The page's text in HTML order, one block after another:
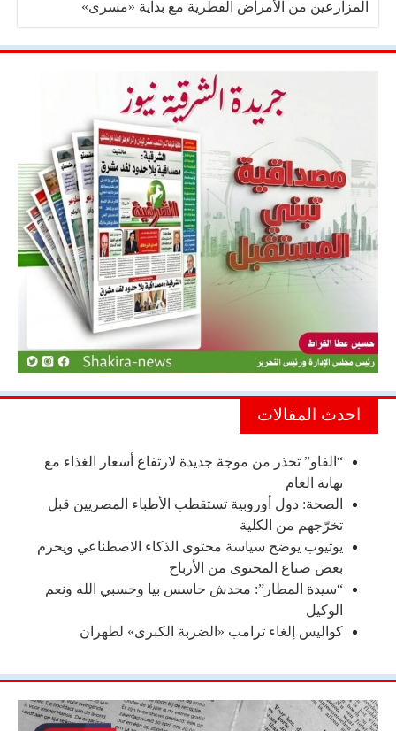
المزارعين من الأمراض الفطرية مع بداية «مسرى»
احدث المقالات
“الفاو” تحذر من موجة جديدة لارتفاع أسعار الغذاء مع
نهاية العام
الصحة: دول أوروبية تستقطب الأطباء المصريين قبل
تخرّجهم من الكلية
يوتيوب يوضح سياسة محتوى الذكاء الاصطناعي ويحرم
بعض صناع المحتوى من الأرباح
“سيدة المطار”: محدش حاسس بيا وحسبي الله ونعم
الوكيل
كواليس إلغاء ترامب «الضربة الكبرى» لطهران